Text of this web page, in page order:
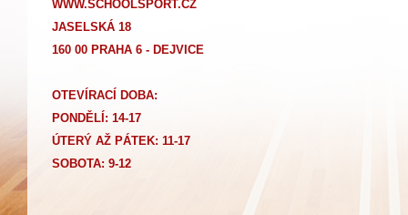
WWW.SCHOOLSPORT.CZ
JASELSKÁ 18
160 00 PRAHA 6 - DEJVICE
OTEVÍRACÍ DOBA:
PONDĚLÍ: 14-17
ÚTERÝ AŽ PÁTEK: 11-17
SOBOTA: 9-12